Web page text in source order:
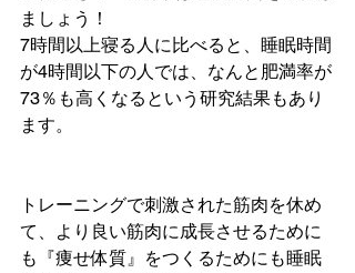
ましょう！
7時間以上寝る人に比べると、睡眠時間
が4時間以下の人では、なんと肥満率が
73％も高くなるという研究結果もあり
ます。
トレーニングで刺激された筋肉を休め
て、より良い筋肉に成長させるために
も『痩せ体質』をつくるためにも睡眠